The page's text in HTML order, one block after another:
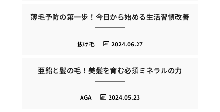
薄毛予防の第一歩！今日から始める生活習慣改善
2024.06.27
抜け毛
亜鉛と髪の毛！美髪を育む必須ミネラルの力
2024.05.23
AGA